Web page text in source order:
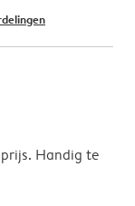
Handig te